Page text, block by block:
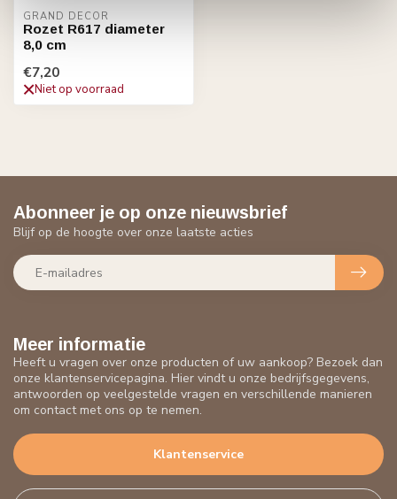
GRAND DECOR
Rozet R617 diameter
8,0 cm
€7,20
Niet op voorraad
Meer informatie
Heeft u vragen over onze producten of uw aankoop? Bezoek dan
onze klantenservicepagina. Hier vindt u onze bedrijfsgegevens,
antwoorden op veelgestelde vragen en verschillende manieren
om contact met ons op te nemen.
Klantenservice
Abonneer je op onze nieuwsbrief
Blijf op de hoogte over onze laatste acties